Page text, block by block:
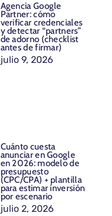
Agencia Google
Partner: cómo
verificar credenciales
y detectar “partners”
de adorno (checklist
antes de firmar)
julio 9, 2026
Cuánto cuesta
anunciar en Google
en 2026: modelo de
presupuesto
(CPC/CPA) + plantilla
para estimar inversión
por escenario
julio 2, 2026